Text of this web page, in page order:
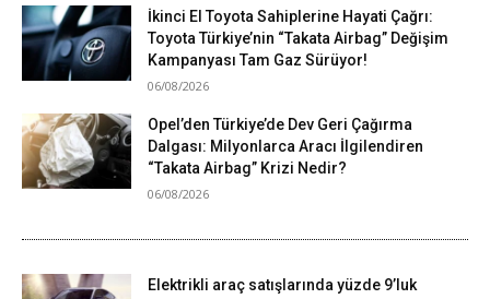
İkinci El Toyota Sahiplerine Hayati Çağrı:
Toyota Türkiye’nin “Takata Airbag” Değişim
Kampanyası Tam Gaz Sürüyor!
06/08/2026
Opel’den Türkiye’de Dev Geri Çağırma
Dalgası: Milyonlarca Aracı İlgilendiren
“Takata Airbag” Krizi Nedir?
06/08/2026
Elektrikli araç satışlarında yüzde 9’luk